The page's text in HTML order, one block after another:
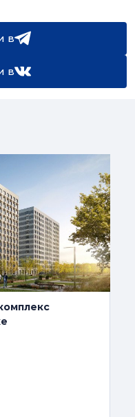
в
в